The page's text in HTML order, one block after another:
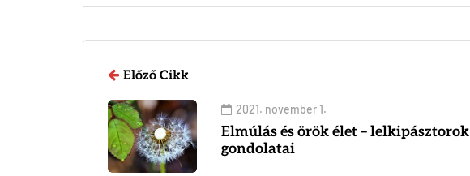
Előző Cikk
2021. november 1.
Elmúlás és örök élet – lelkipásztorok
gondolatai